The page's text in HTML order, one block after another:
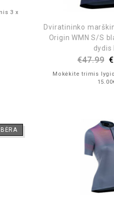
3 x
Dviratininko
Origin WMN S/S
dydis
€47.99 €
Mokėkite trimis